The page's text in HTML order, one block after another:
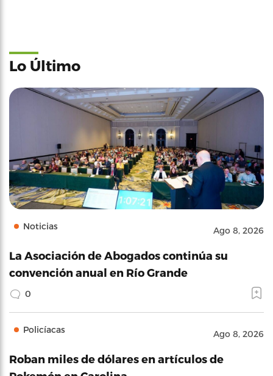
Lo Último
Noticias Ago 8, 2026
La Asociación de Abogados continúa su
convención anual en Río Grande
0
Policíacas Ago 8, 2026
Roban miles de dólares en artículos de